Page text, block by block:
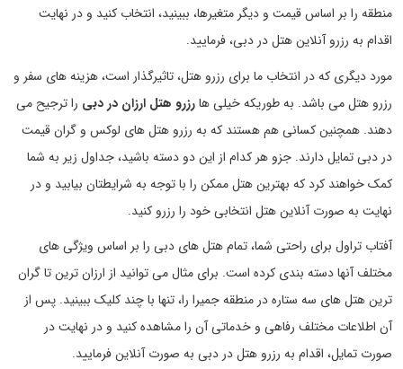
منطقه را بر اساس قیمت و دیگر متغیرها، ببینید، انتخاب کنید و در نهایت
اقدام به رزرو آنلاین هتل در دبی، فرمایید.
مورد دیگری که در انتخاب ما برای رزرو هتل، تاثیرگذار است، هزینه های سفر و
رزرو هتل می باشد. به طوریکه خیلی هارزرو هتل ارزان در دبی را ترجیح می
دهند. همچنین کسانی هم هستند که به رزرو هتل های لوکس و گران قیمت
در دبی تمایل دارند. جزو هر کدام از این دو دسته باشید، جداول زیر به شما
کمک خواهند کرد که بهترین هتل ممکن را با توجه به شرایطتان بیابید و در
نهایت به صورت آنلاین هتل انتخابی خود را رزرو کنید.
آفتاب تراول برای راحتی شما، تمام هتل های دبی را بر اساس ویژگی های
مختلف آنها دسته بندی کرده است. برای مثال می توانید از ارزان ترین تا گران
ترین هتل های سه ستاره در منطقه جمیرا را، تنها با چند کلیک ببینید. پس از
آن اطلاعات مختلف رفاهی و خدماتی آن را مشاهده کنید و در نهایت در
صورت تمایل، اقدام به رزرو هتل در دبی به صورت آنلاین فرمایید.